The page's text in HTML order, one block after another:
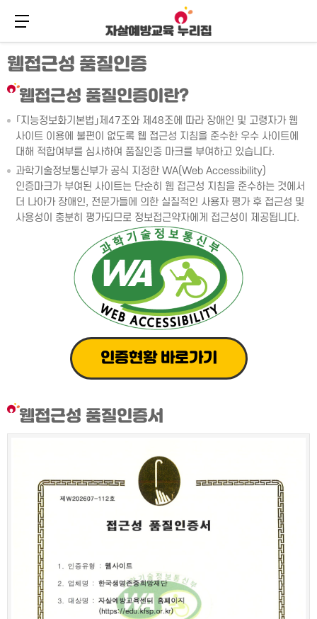
주
메
뉴
바
본
문
바
로
메뉴 버튼
웹접근성 품질인증
웹접근성 품질인증이란?
「지능정보화기본법」제47조와 제48조에 따라 장애인 및 고령자가 웹
사이트 이용에 불편이 없도록 웹 접근성 지침을 준수한 우수 사이트에
대해 적합여부를 심사하여 품질인증 마크를 부여하고 있습니다.
과학기술정보통신부가 공식 지정한 WA(Web Accessibility)
인증마크가 부여된 사이트는 단순히 웹 접근성 지침을 준수하는 것에서
더 나아가 장애인, 전문가들에 의한 실질적인 사용자 평가 후 접근성 및
사용성이 충분히 평가되므로 정보접근약자에게 접근성이 제공됩니다.
인증현황 바로가기
웹접근성 품질인증서